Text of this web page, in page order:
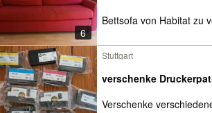
6
Bettsofa von Habitat zu
Stuttgart
Verschenke